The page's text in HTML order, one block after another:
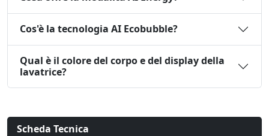
Cos'è la tecnologia AI Ecobubble?
Qual è il colore del corpo e del display della
lavatrice?
Scheda Tecnica